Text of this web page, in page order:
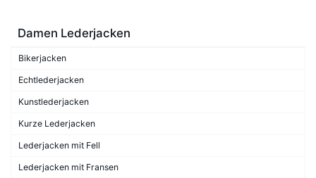
Damen Lederjacken
Bikerjacken
Echtlederjacken
Kunstlederjacken
Kurze Lederjacken
Lederjacken mit Fell
Lederjacken mit Fransen